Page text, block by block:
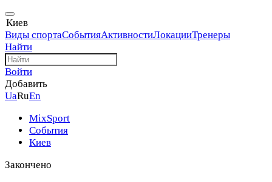
Киев
Виды спортаСобытияАктивностиЛокацииТренеры
Найти
Войти
Добавить
UaRuEn
MixSport
События
Киев
Закончено